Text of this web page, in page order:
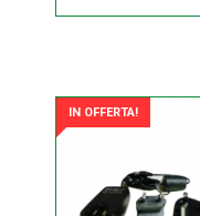
misuratore
quantità
IN OFFERTA!